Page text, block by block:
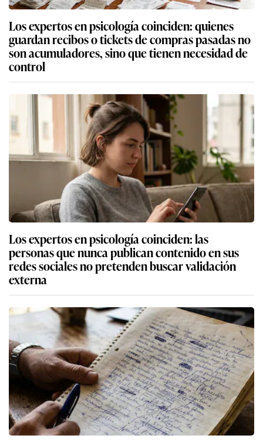
Los expertos en psicología coinciden: quienes
guardan recibos o tickets de compras pasadas no
son acumuladores, sino que tienen necesidad de
control
Los expertos en psicología coinciden: las
personas que nunca publican contenido en sus
redes sociales no pretenden buscar validación
externa